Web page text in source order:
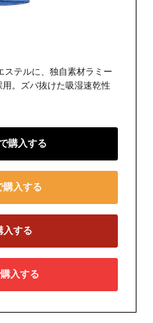
ステルに、独自素材ラミー
。ズバ抜けた吸湿速乾性
購入する
入する
入する
入する